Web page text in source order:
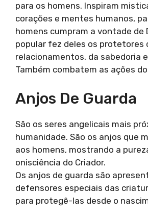
para os homens. Inspiram
corações e mentes humanos,
homens cumpram a vontade de
popular fez deles os protetores
relacionamentos, da sabedoria
Também combatem as ações do
Anjos De Guarda
São os seres angelicais mais
humanidade. São os anjos que
aos homens, mostrando a
onisciência do Criador.
Os anjos de guarda são
defensores especiais das
para protegê-las desde o